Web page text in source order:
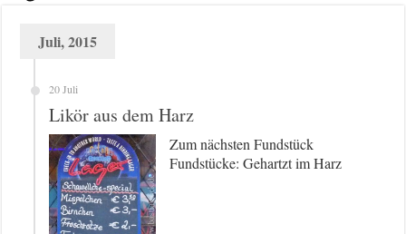
Juli, 2015
20 Juli
Likör aus dem Harz
Zum nächsten Fundstück
Fundstücke: Gehartzt im Harz